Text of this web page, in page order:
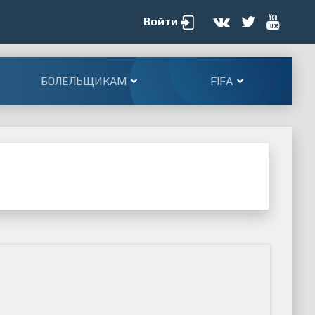
Войти
БОЛЕЛЬЩИКАМ FIFA